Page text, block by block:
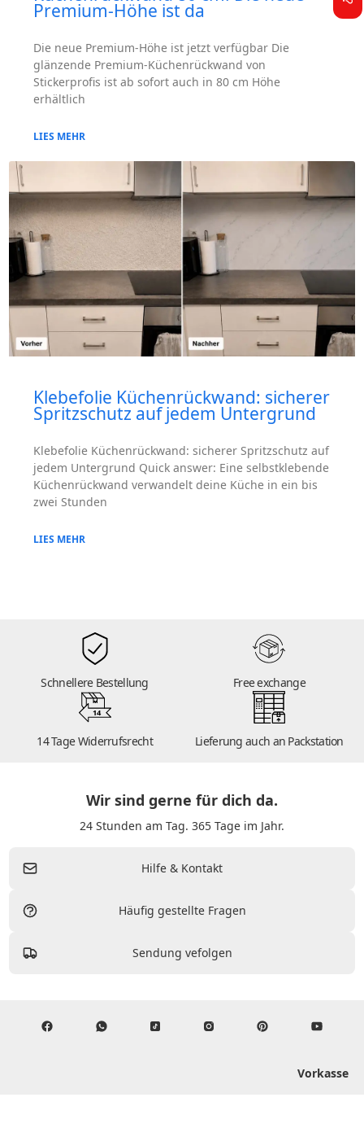
Premium-Höhe ist da
Die neue Premium-Höhe ist jetzt verfügbar Die
glänzende Premium-Küchenrückwand von
Stickerprofis ist ab sofort auch in 80 cm Höhe
erhältlich
LIES MEHR
Klebefolie Küchenrückwand: sicherer
Spritzschutz auf jedem Untergrund
Klebefolie Küchenrückwand: sicherer Spritzschutz auf
jedem Untergrund Quick answer: Eine selbstklebende
Küchenrückwand verwandelt deine Küche in ein bis
zwei Stunden
LIES MEHR
Schnellere Bestellung Free exchange
14
14 Tage Widerrufsrecht Lieferung auch an Packstation
Wir sind gerne für dich da.
24 Stunden am Tag. 365 Tage im Jahr.
Hilfe & Kontakt
Häufig gestellte Fragen
Sendung vefolgen
Vorkasse